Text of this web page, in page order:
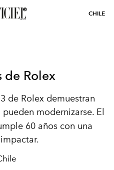
CHILE
de Rolex
de Rolex demuestran
modernizarse. El
60 años con una